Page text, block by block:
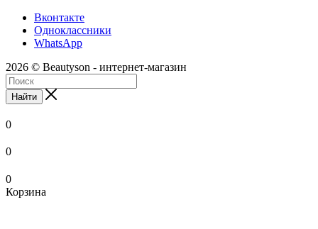
Вконтакте
Одноклассники
WhatsApp
2026 © Beautyson - интернет-магазин
Найти
0
0
0
Корзина